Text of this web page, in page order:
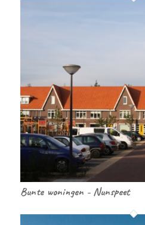
Bunte woningen - Nunspeet